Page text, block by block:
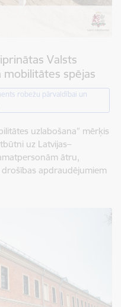
Valsts
spējas
robežu pārvaldībai un
uzlabošana” mērķis
uz Latvijas–
ātru,
apdraudējumiem